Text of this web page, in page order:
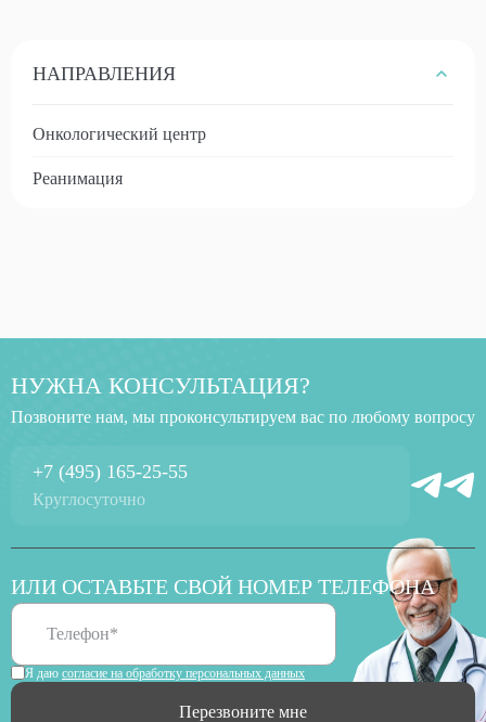
НАПРАВЛЕНИЯ
Онкологический центр
Реанимация
НУЖНА КОНСУЛЬТАЦИЯ?
Позвоните нам, мы проконсультируем вас по любому вопросу
Круглосуточно
+7 (495) 165-25-55
ИЛИ ОСТАВЬТЕ СВОЙ НОМЕР ТЕЛЕФОНА
Я даю согласие на обработку персональных данных
Перезвоните мне